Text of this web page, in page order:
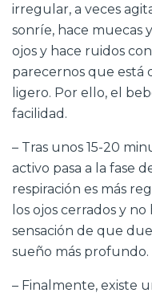
irregular, a veces
sonríe, hace muecas
ojos y hace ruidos
parecernos que está
ligero. Por ello, el
facilidad.
– Tras unos 15-20
activo pasa a la fase
respiración es más
los ojos cerrados y
sensación de que
sueño más profundo.
– Finalmente, existe